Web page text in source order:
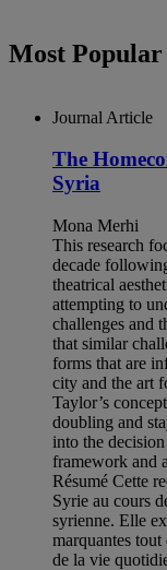
Most
Journal Article
The
Syria
Mona Merhi
This research
decade
theatrical
attempting to
challenges and
that similar
forms that are
city and the art
Taylor’s
doubling and
into the
framework and
Résumé Cette
Syrie au cours
syrienne. Elle
marquantes tout
de la vie